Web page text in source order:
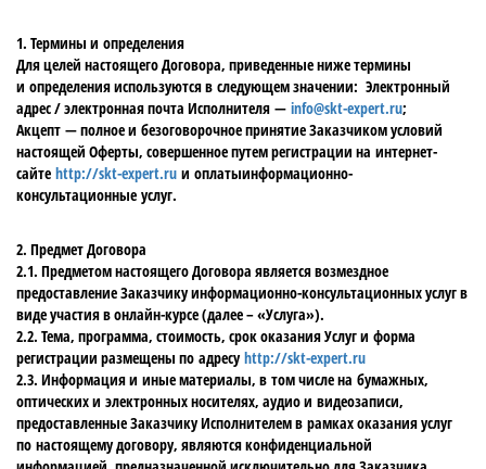
1. Термины и определения
Для целей настоящего Договора, приведенные ниже термины
и определения используются в следующем значении: Электронный
адрес / электронная почта Исполнителя — info@skt-expert.ru;
Акцепт — полное и безоговорочное принятие Заказчиком условий
настоящей Оферты, совершенное путем регистрации на интернет-
сайте http://skt-expert.ru и оплатыинформационно-
консультационные услуг.
2. Предмет Договора
2.1. Предметом настоящего Договора является возмездное
предоставление Заказчику информационно-консультационных услуг в
виде участия в онлайн-курсе (далее – «Услуга»).
2.2. Тема, программа, стоимость, срок оказания Услуг и форма
регистрации размещены по адресуhttp://skt-expert.ru
2.3. Информация и иные материалы, в том числе на бумажных,
оптических и электронных носителях, аудио и видеозаписи,
предоставленные Заказчику Исполнителем в рамках оказания услуг
по настоящему договору, являются конфиденциальной